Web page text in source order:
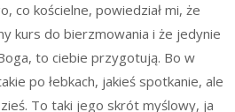
co kościelne, powiedział mi, że
kurs do bierzmowania i że jedynie
to ciebie przygotują. Bo w
po łebkach, jakieś spotkanie, ale
To taki jego skrót myślowy, ja